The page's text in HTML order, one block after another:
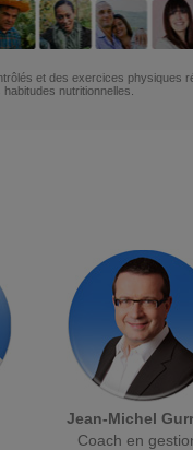
et des exercices physiques
nutritionnelles.
Jean-Michel
Coach en